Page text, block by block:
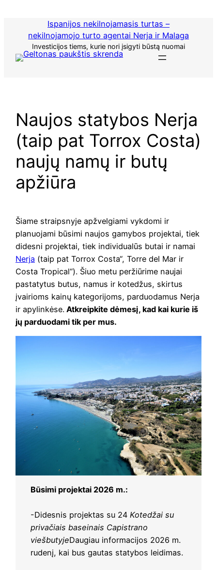
Ispanijos nekilnojamasis turtas –
nekilnojamojo turto agentai Nerja ir Malaga
Investicijos tiems, kurie nori įsigyti būstą nuomai
Naujos statybos Nerja
(taip pat Torrox Costa)
naujų namų ir butų
apžiūra
Šiame straipsnyje apžvelgiami vykdomi ir
planuojami būsimi naujos gamybos projektai, tiek
didesni projektai, tiek individualūs butai ir namai
Nerja (taip pat Torrox Costa“, Torre del Mar ir
Costa Tropical“). Šiuo metu peržiūrime naujai
pastatytus butus, namus ir kotedžus, skirtus
įvairioms kainų kategorijoms, parduodamus Nerja
ir apylinkėse. Atkreipkite dėmesį, kad kai kurie iš
jų parduodami tik per mus.
Būsimi projektai 2026 m.:
-Didesnis projektas su 24 Kotedžai su
privačiais baseinais Capistrano
viešbutyjeDaugiau informacijos 2026 m.
rudenį, kai bus gautas statybos leidimas.